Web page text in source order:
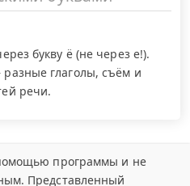
букву ё (не через е!).
глаголы, съём и
речи.
программы и не
Представленный